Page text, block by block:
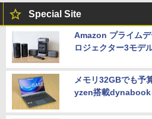
Special Site
Amazon プライム
ロジェクター3モデ
メモリ32GBでも予
yzen搭載dynabook